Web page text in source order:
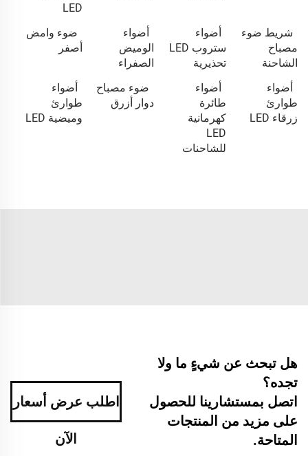
LED
شريط ضوء
مصباح
الشاحنة
أضواء
ستروب LED
تحذيرية
أضواء
الوميض
الصفراء
ضوء وامض
أصفر
أضواء
طوارئ
زرقاء LED
أضواء
طائرة
كهرمانية
LED
للشاحنات
ضوء مصباح
دوار أزرق
أضواء
طوارئ
وميضية LED
هل تبحث عن شيءٍ ما ولا
تجده؟
اتصل بمستشارينا للحصول
على مزيد من المنتجات
المتاحة.
اطلب عرض أسعار
الآن